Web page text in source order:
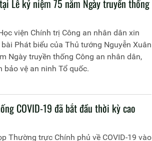
Lễ kỷ niệm 75 năm Ngày truyền thống
viện Chính trị Công an nhân dân xin
Phát biểu của Thủ tướng Nguyễn Xuân
Ngày truyền thống Công an nhân dân,
bảo vệ an ninh Tổ quốc.
COVID-19 đã bắt đầu thời kỳ cao
Thường trực Chính phủ về COVID-19 vào